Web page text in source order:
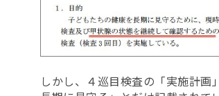
しかし、４巡目検査の「実施計